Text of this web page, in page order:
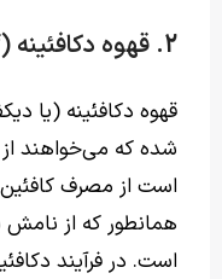
2. قهوه دکافئینه (Decaf)
قهوه دکافئینه (یا
شده که می‌خواهند از
است از مصرف کافئین
همانطور که از نامش
است. در فرآیند